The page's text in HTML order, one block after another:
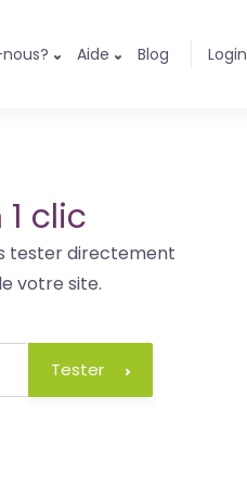
Aide Blog Login
clic
tester directement
votre site.
Tester